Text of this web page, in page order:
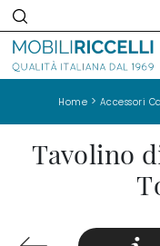
Home > Accessori
Tavolino